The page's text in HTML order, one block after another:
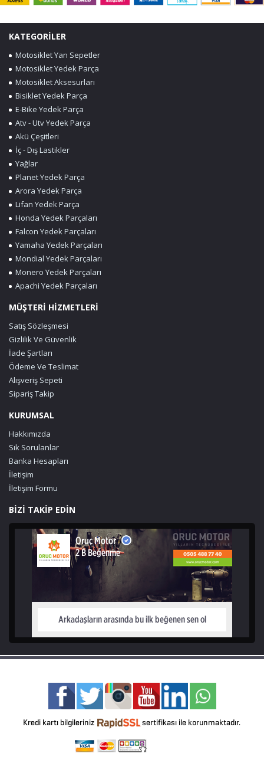
KATEGORİLER
Motosiklet Yan Sepetler
Motosiklet Yedek Parça
Motosiklet Aksesurları
Bisiklet Yedek Parça
E-Bike Yedek Parça
Atv - Utv Yedek Parça
Akü Çeşitleri
İç - Dış Lastikler
Yağlar
Planet Yedek Parça
Arora Yedek Parça
Lifan Yedek Parça
Honda Yedek Parçaları
Falcon Yedek Parçaları
Yamaha Yedek Parçaları
Mondial Yedek Parçaları
Monero Yedek Parçaları
Apachi Yedek Parçaları
MÜŞTERİ HİZMETLERİ
Satış Sözleşmesi
Gizlilik Ve Güvenlik
İade Şartları
Ödeme Ve Teslimat
Alışveriş Sepeti
Sipariş Takip
KURUMSAL
Hakkımızda
Sık Sorulanlar
Banka Hesapları
İletişim
İletişim Formu
BİZİ TAKİP EDİN